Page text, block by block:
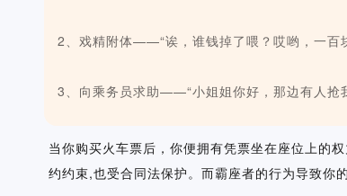
2、戏精附体——“诶，谁钱掉了喂？哎哟，一百
3、向乘务员求助——“小姐姐你好，那边有人
当你购买火车票后，你便拥有凭票坐在座位上的
约约束,也受合同法保护。而霸座者的行为导致你